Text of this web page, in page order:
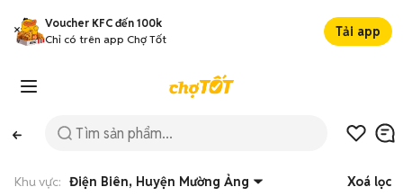
Voucher KFC đến 100k
Chỉ có trên app Chợ Tốt
Tải app
Khu vực: Điện Biên, Huyện Mường Ảng Xoá lọc